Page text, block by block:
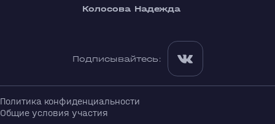
Колосова Надежда
Подписывайтесь:
Политика конфиденциальности
Общие условия участия